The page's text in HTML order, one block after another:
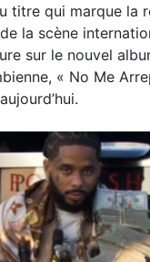
titre qui marque la
la scène
sur le nouvel
« No Me